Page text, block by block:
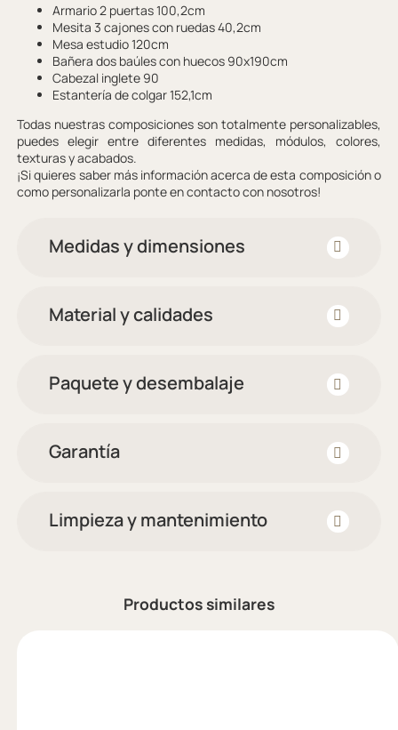
Armario 2 puertas 100,2cm
Mesita 3 cajones con ruedas 40,2cm
Mesa estudio 120cm
Bañera dos baúles con huecos 90x190cm
Cabezal inglete 90
Estantería de colgar 152,1cm
Todas nuestras composiciones son totalmente personalizables,
puedes elegir entre diferentes medidas, módulos, colores,
texturas y acabados.
¡Si quieres saber más información acerca de esta composición o
como personalizarla ponte en contacto con nosotros!
Medidas y dimensiones
Material y calidades
Paquete y desembalaje
Garantía
Limpieza y mantenimiento
Productos similares